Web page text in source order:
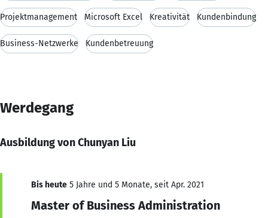
Projektmanagement Microsoft Excel Kreativität Kundenbindung
Business-Netzwerke Kundenbetreuung
Werdegang
Ausbildung von Chunyan Liu
Bis heute 5 Jahre und 5 Monate, seit Apr. 2021
Master of Business Administration